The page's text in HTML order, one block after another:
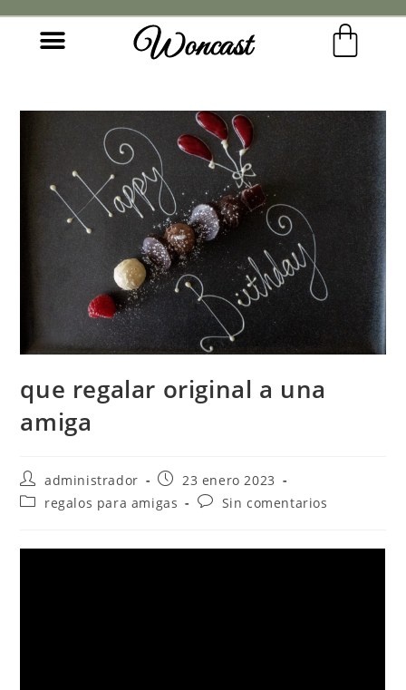
Woncast
que regalar original a una
amiga
administrador
23 enero 2023
regalos para amigas
Sin comentarios